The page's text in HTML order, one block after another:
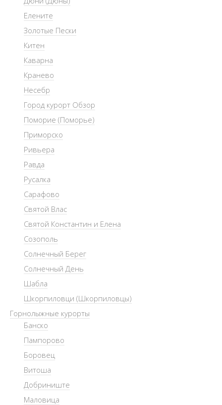
Елените
Золотые Пески
Китен
Каварна
Кранево
Несебр
Город курорт Обзор
Поморие (Поморье)
Приморско
Ривьера
Равда
Русалка
Сарафово
Святой Влас
Святой Константин и Елена
Созополь
Солнечный Берег
Солнечный День
Шабла
Шкорпиловци (Шкорпиловцы)
Горнолыжные курорты
Банско
Пампорово
Боровец
Витоша
Добриниште
Маловица